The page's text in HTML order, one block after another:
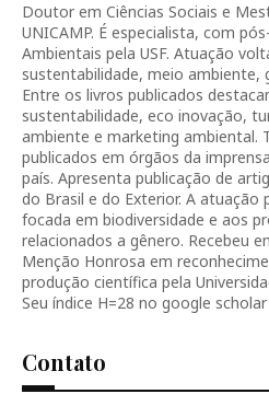
Doutor em Ciências Sociais e
UNICAMP. É especialista, com
Ambientais pela USF. Atuação
sustentabilidade, meio ambiente,
Entre os livros publicados
sustentabilidade, eco inovação,
ambiente e marketing ambiental.
publicados em órgãos da
país. Apresenta publicação de
do Brasil e do Exterior. A atuação
focada em biodiversidade e aos
relacionados a gênero. Recebeu
Menção Honrosa em
produção científica pela
Seu índice H=28 no google
Contato